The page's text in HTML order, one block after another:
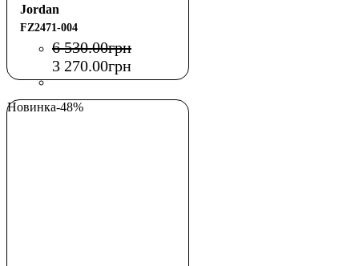
Jordan
FZ2471-004
6 530.00грн
3 270.00грн
Новинка-48%